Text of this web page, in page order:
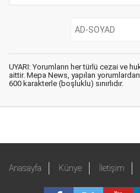
UYARI: Yorumların her türlü cezai ve
aittir. Mepa News, yapılan
600 karakterle (boşluklu) sınırlıdır.
Anasayfa Künye İletişim